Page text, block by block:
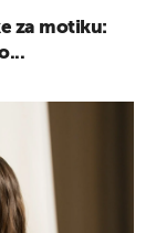
za motiku: